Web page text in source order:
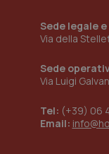
Sede legale
Via della
Sede
Via Luigi
Tel: (+39) 06
Email: